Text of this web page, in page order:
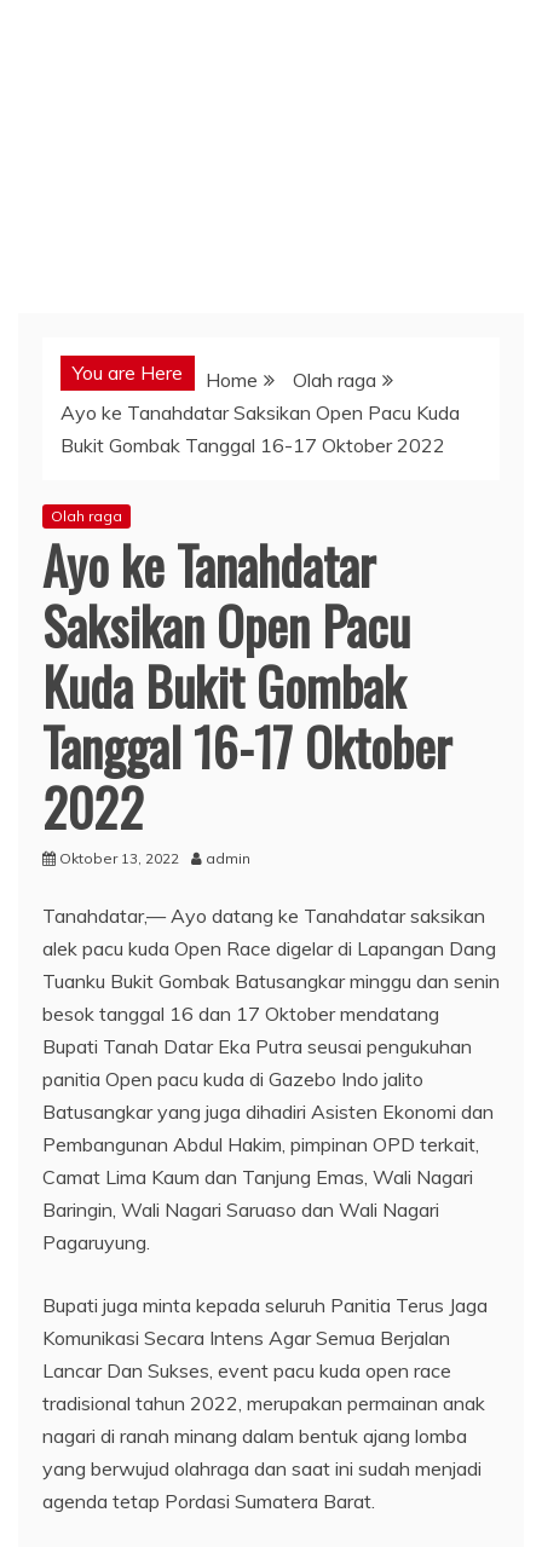
You are Here Home
Olah raga
Ayo ke Tanahdatar Saksikan Open Pacu Kuda
Bukit Gombak Tanggal 16-17 Oktober 2022
Olah raga
Ayo ke Tanahdatar
Saksikan Open Pacu
Kuda Bukit Gombak
Tanggal 16-17 Oktober
2022
Oktober 13, 2022 admin
Tanahdatar,— Ayo datang ke Tanahdatar saksikan
alek pacu kuda Open Race digelar di Lapangan Dang
Tuanku Bukit Gombak Batusangkar minggu dan senin
besok tanggal 16 dan 17 Oktober mendatang
Bupati Tanah Datar Eka Putra seusai pengukuhan
panitia Open pacu kuda di Gazebo Indo jalito
Batusangkar yang juga dihadiri Asisten Ekonomi dan
Pembangunan Abdul Hakim, pimpinan OPD terkait,
Camat Lima Kaum dan Tanjung Emas, Wali Nagari
Baringin, Wali Nagari Saruaso dan Wali Nagari
Pagaruyung.
Bupati juga minta kepada seluruh Panitia Terus Jaga
Komunikasi Secara Intens Agar Semua Berjalan
Lancar Dan Sukses, event pacu kuda open race
tradisional tahun 2022, merupakan permainan anak
nagari di ranah minang dalam bentuk ajang lomba
yang berwujud olahraga dan saat ini sudah menjadi
agenda tetap Pordasi Sumatera Barat.